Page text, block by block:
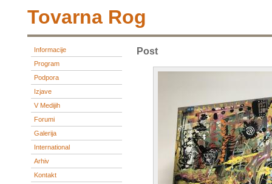
Tovarna Rog
Informacije
Program
Podpora
Izjave
V Medijih
Forumi
Galerija
International
Arhiv
Kontakt
Post